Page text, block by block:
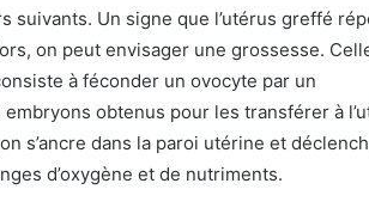
suivants. Un signe que l’utérus greffé
on peut envisager une grossesse.
à féconder un ovocyte par un
obtenus pour les transférer à
s’ancre dans la paroi utérine et
d’oxygène et de nutriments.